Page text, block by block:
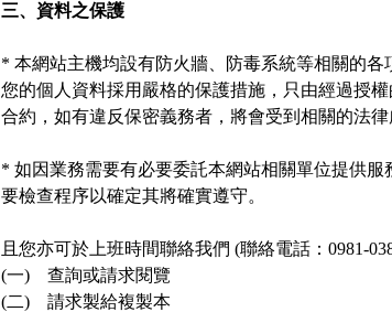
三、資料之保護
* 本網站主機均設有防火牆、防毒系統等相關的
您的個人資料採用嚴格的保護措施，只由經過授
合約，如有違反保密義務者，將會受到相關的法律
* 如因業務需要有必要委託本網站相關單位提供
要檢查程序以確定其將確實遵守。
且您亦可於上班時間聯絡我們 (聯絡電話：0981-
(一)　查詢或請求閱覽
(二)　請求製給複製本